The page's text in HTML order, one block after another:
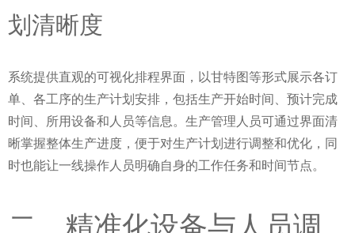
划清晰度
系统提供直观的可视化排程界面，以甘特图等形式展示各订
单、各工序的生产计划安排，包括生产开始时间、预计完成
时间、所用设备和人员等信息。生产管理人员可通过界面清
晰掌握整体生产进度，便于对生产计划进行调整和优化，同
时也能让一线操作人员明确自身的工作任务和时间节点。
二、精准化设备与人员调